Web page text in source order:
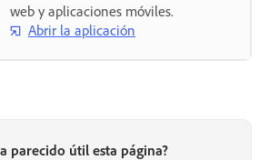
web y aplicaciones móviles.
Abrir la aplicación
parecido útil esta página?